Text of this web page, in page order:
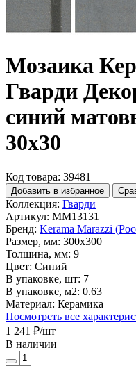
Мозаика
Гварди
синий
30x30
Код товара: 39481
Добавить в избранное
Коллекция: Гварди
Артикул: MM13131
Бренд: Kerama Marazzi
Размер, мм: 300x300
Толщина, мм: 9
Цвет: Синий
В упаковке, шт: 7
В упаковке, м2: 0.63
Материал: Керамика
Посмотреть все
1 241 ₽/шт
В наличии